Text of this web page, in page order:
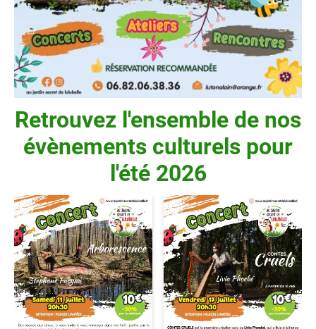
Retrouvez l'ensemble de nos
évènements culturels pour
l'été 2026